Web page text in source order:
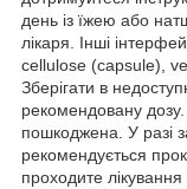
день із їжею або
лікаря. Інші
cellulose (capsule),
Зберігати в
рекомендовану
пошкоджена. У разі
рекомендується
проходите